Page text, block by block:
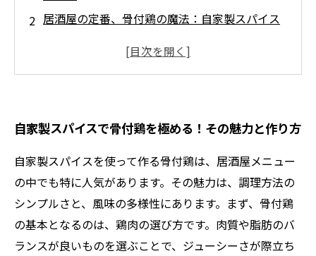
居酒屋の定番、骨付鶏の魔法：自家製スパイス
奥深い味わいが広がる、自家製スパイスの秘密
居酒屋の魅力を自宅で再現！骨付鶏レシピのす
すめ
自家製スパイスで骨付鶏を極める！その魅力と作り方
自家製スパイスを使って作る骨付鶏は、居酒屋メニュー
の中でも特に人気があります。その魅力は、調理方法の
シンプルさと、風味の多様性にあります。まず、骨付鶏
の基本となるのは、鶏肉の選び方です。肉質や脂肪のバ
ランスが良いものを選ぶことで、ジューシーさが際立ち